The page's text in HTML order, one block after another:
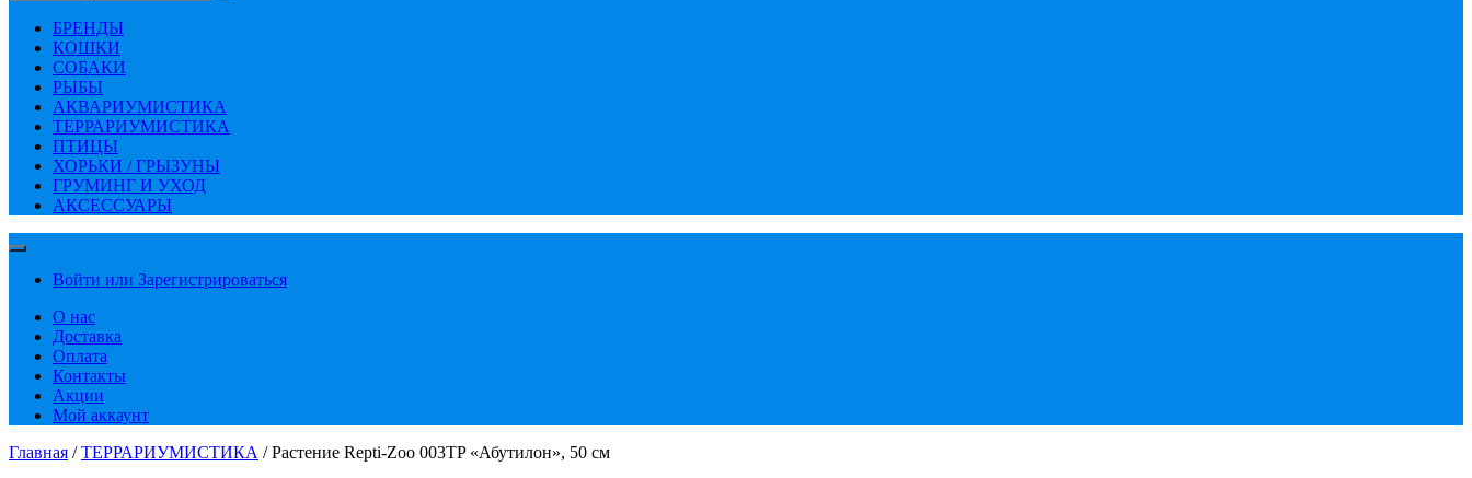
БРЕНДЫ
КОШКИ
СОБАКИ
РЫБЫ
АКВАРИУМИСТИКА
ТЕРРАРИУМИСТИКА
ПТИЦЫ
ХОРЬКИ / ГРЫЗУНЫ
ГРУМИНГ И УХОД
АКСЕССУАРЫ
Войти или Зарегистрироваться
О нас
Доставка
Оплата
Контакты
Акции
Мой аккаунт
Главная /ТЕРРАРИУМИСТИКА / Растение Repti-Zoo 003TP «Абутилон», 50 см